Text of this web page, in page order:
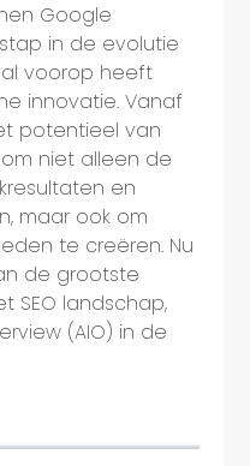
Google
in de evolutie
voorop heeft
innovatie. Vanaf
potentieel van
niet alleen de
en
maar ook om
te creëren. Nu
de grootste
SEO landschap,
(AIO) in de